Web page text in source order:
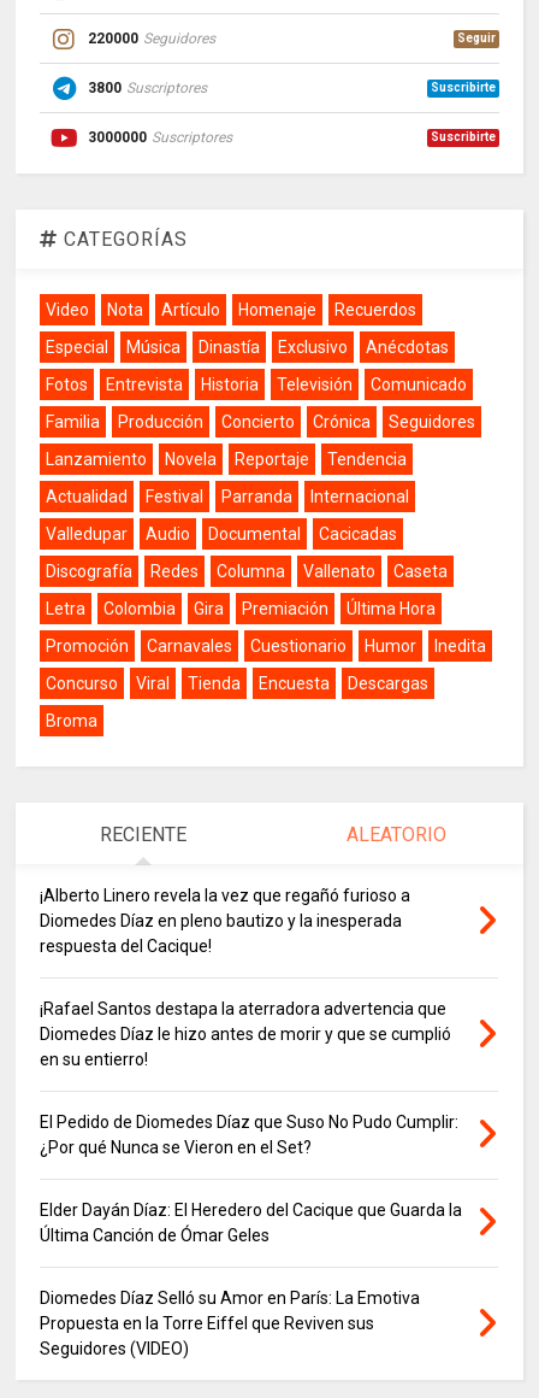
220000 Seguidores Seguir
3800 Suscriptores Suscribirte
3000000 Suscriptores Suscribirte
CATEGORÍAS
Video Nota Artículo Homenaje
Recuerdos
Especial
Música Dinastía Exclusivo
Anécdotas
Fotos
Entrevista Historia Televisión
Comunicado
Familia
Producción Concierto Crónica
Seguidores
Lanzamiento
Novela Reportaje
Tendencia
Actualidad
Festival Parranda
Internacional
Valledupar
Audio Documental
Cacicadas
Discografía
Redes Columna Vallenato
Caseta
Letra
Colombia Gira Premiación
Última Hora
Promoción
Carnavales Cuestionario Humor
Inedita
Concurso
Viral Tienda Encuesta
Descargas
Broma
RECIENTE ALEATORIO
¡Alberto Linero revela la vez que regañó furioso a
Diomedes Díaz en pleno bautizo y la inesperada
respuesta del Cacique!
¡Rafael Santos destapa la aterradora advertencia que
Diomedes Díaz le hizo antes de morir y que se cumplió
en su entierro!
El Pedido de Diomedes Díaz que Suso No Pudo Cumplir:
¿Por qué Nunca se Vieron en el Set?
Elder Dayán Díaz: El Heredero del Cacique que Guarda la
Última Canción de Ómar Geles
Diomedes Díaz Selló su Amor en París: La Emotiva
Propuesta en la Torre Eiffel que Reviven sus
Seguidores (VIDEO)